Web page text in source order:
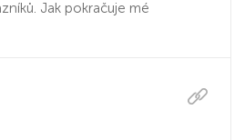
Jak pokračuje mé